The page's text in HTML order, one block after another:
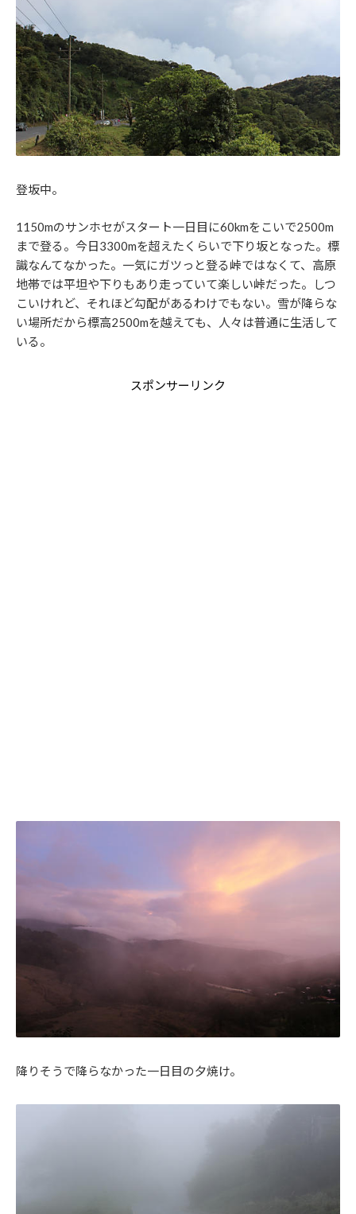
登坂中。
1150mのサンホセがスタート一日目に60kmをこいで2500m
まで登る。今日3300mを超えたくらいで下り坂となった。標
識なんてなかった。一気にガツっと登る峠ではなくて、高原
地帯では平坦や下りもあり走っていて楽しい峠だった。しつ
こいけれど、それほど勾配があるわけでもない。雪が降らな
い場所だから標高2500mを越えても、人々は普通に生活して
いる。
スポンサーリンク
降りそうで降らなかった一日目の夕焼け。